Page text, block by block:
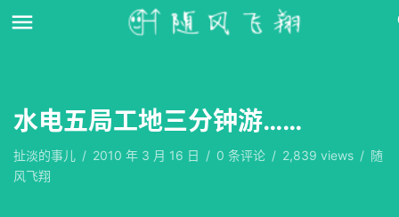
水电五局工地三分钟游……
扯淡的事儿 / 2010 年 3 月 16 日 / 0 条评论 / 2,839 views / 随
风飞翔